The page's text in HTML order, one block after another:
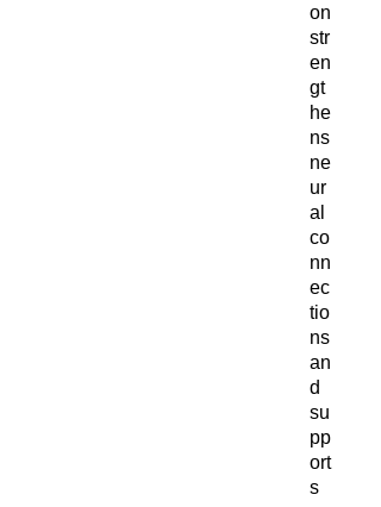
on
str
en
gt
he
ns
ne
ur
al
co
nn
ec
tio
ns
an
d
su
pp
ort
s